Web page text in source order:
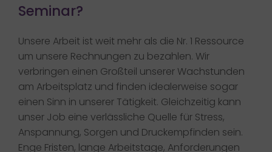
Seminar?
Unsere Arbeit ist weit mehr als die Nr. 1 Ressource
um unsere Rechnungen zu bezahlen. Wir
verbringen einen Großteil unserer Wachstunden
am Arbeitsplatz und finden idealerweise sogar
einen Sinn in unserer Tätigkeit. Gleichzeitig kann
unser Job eine verlässliche Quelle für Stress,
Anspannung, Sorgen und Druckempfinden sein.
Enge Fristen, lange Arbeitstage, Anforderungen